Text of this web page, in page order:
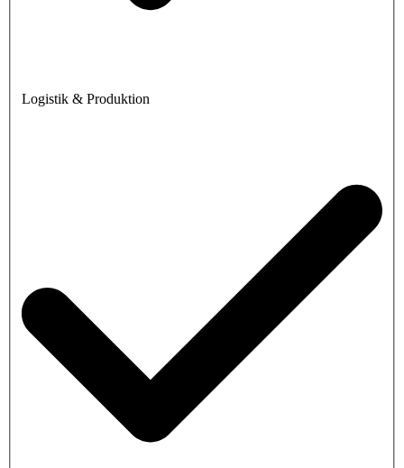
Logistik & Produktion